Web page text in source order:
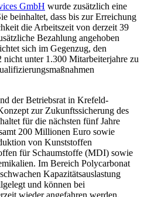
GmbH wurde zusätzlich eine
beinhaltet, dass bis zur Erreichung
die Arbeitszeit von derzeit 39
Bezahlung angehoben
sich im Gegenzug, den
nicht unter 1.300 Mitarbeiterjahre zu
der Betriebsrat in Krefeld-
zur Zukunftssicherung des
für die nächsten fünf Jahre
200 Millionen Euro sowie
von Kunststoffen
für Schaumstoffe (MDI) sowie
Im Bereich Polycarbonat
Kapazitätsauslastung
und können bei
wieder angefahren werden.